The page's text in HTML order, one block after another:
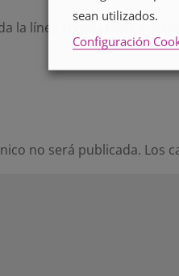
línea LIVING PROOF
no será publicada. Los
sean utilizados.
Configuración